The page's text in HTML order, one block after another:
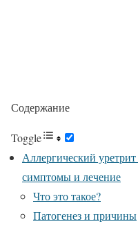
Содержание
Toggle
Аллергический
симптомы и лечение
Что это такое?
Патогенез и причины